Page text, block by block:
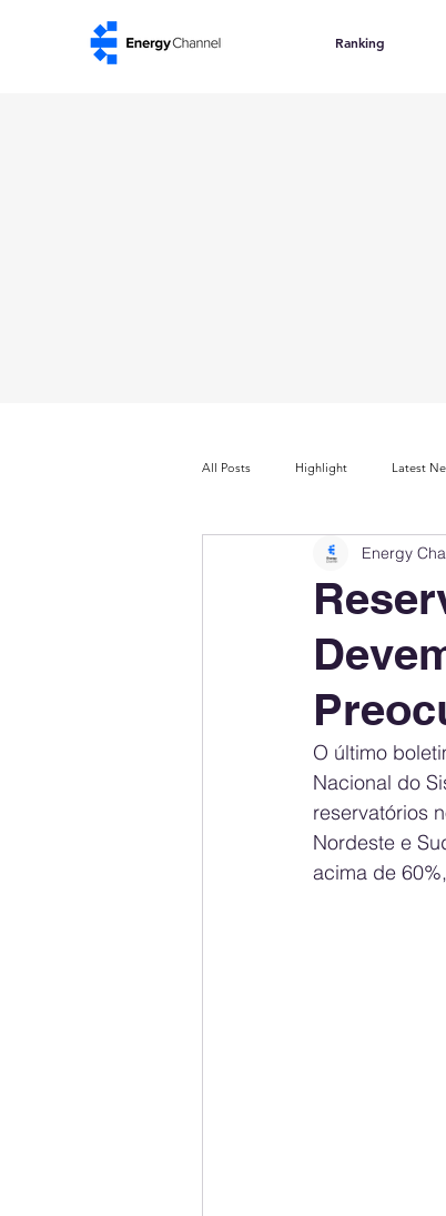
Ranking
All Posts Highlight Latest
Company Rankings Market
Energy Storage Ranking
Financial Markets
Energy
O último
Nacional do
reservatórios
Nordeste e
acima de